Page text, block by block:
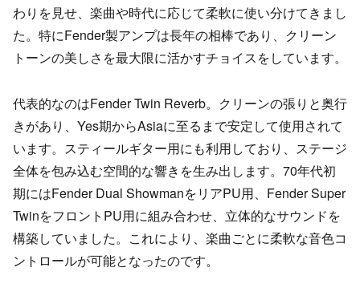
わりを見せ、楽曲や時代に応じて柔軟に使い分けてきまし
た。特にFender製アンプは長年の相棒であり、クリーン
トーンの美しさを最大限に活かすチョイスをしています。
代表的なのはFender Twin Reverb。クリーンの張りと奥行
きがあり、Yes期からAsiaに至るまで安定して使用されて
います。スティールギター用にも利用しており、ステージ
全体を包み込む空間的な響きを生み出します。70年代初
期にはFender Dual ShowmanをリアPU用、Fender Super
TwinをフロントPU用に組み合わせ、立体的なサウンドを
構築していました。これにより、楽曲ごとに柔軟な音色コ
ントロールが可能となったのです。